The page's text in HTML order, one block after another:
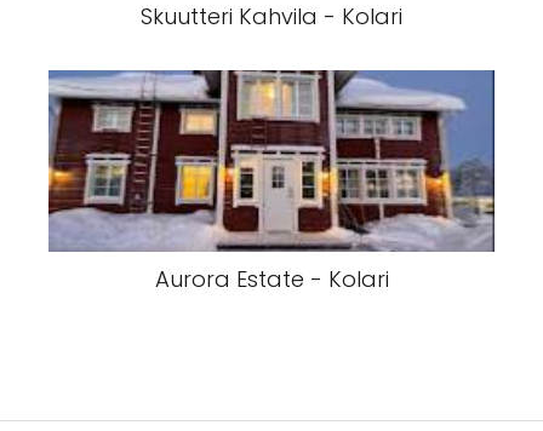
Skuutteri Kahvila - Kolari
Aurora Estate - Kolari